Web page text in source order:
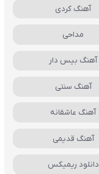
آهنگ کردی
مداحی
آهنگ بیس دار
آهنگ سنتی
آهنگ عاشقانه
آهنگ قدیمی
دانلود ریمیکس